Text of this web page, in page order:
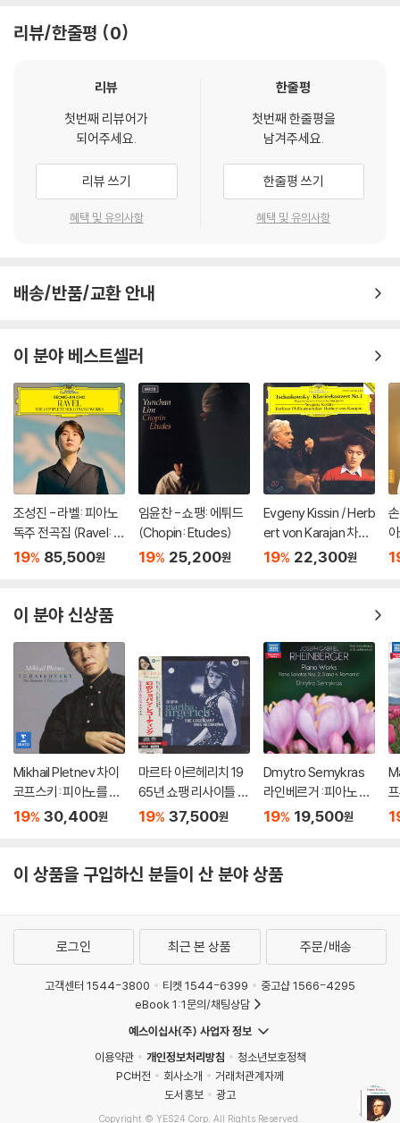
리뷰/한줄평 0
리뷰
첫번째 리뷰어가
되어주세요.
리뷰 쓰기
혜택 및 유의사항
한줄평
첫번째 한줄평을
남겨주세요.
한줄평 쓰기
혜택 및 유의사항
배송/반품/교환 안내
이 분야 베스트셀러
조성진 - 라벨: 피아노
독주 전곡집 (Ravel: T
he Complete Solo Pi
19% 85,500원
임윤찬 - 쇼팽: 에튀드
(Chopin: Etudes)
19% 25,200원
Evgeny Kissin / Herb
ert von Karajan 차이
코프스키: 피아노 협주
o No.1)
19% 22,300원
이 분야 신상품
Mikhail Pletnev 차이
코프스키: 피아노를 위
한 6개의 소품과 사계
Op.21) [HQCD]
19% 30,400원
마르타 아르헤리치 19
65년 쇼팽 리사이틀 녹
음 (Martha Argerich
g) [SACD Hybrid]
19% 37,500원
Dmytro Semykras
라인베르거 :피아노 작
품 (Rheinberger: Pia
19% 19,500원
이 상품을 구입하신 분들이 산 분야 상품
로그인 최근 본 상품 주문/배송
고객센터 1544-3800 티켓 1544-6399
중고샵 1566-4295
eBook 1:1문의/채팅상담
예스이십사(주) 사업자 정보
이용약관
개인정보처리방침
청소년보호정책
PC버전
회사소개
거래처관계자께
도서홍보
광고
Copyright © YES24 Corp. All Rights Reserved.